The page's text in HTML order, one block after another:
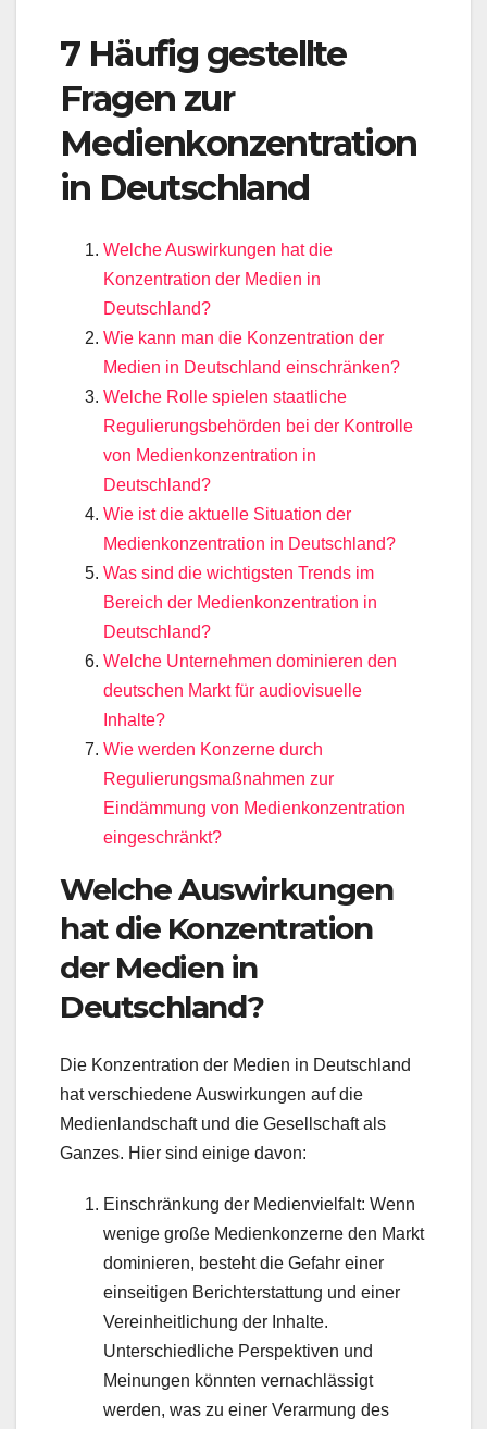
7 Häufig gestellte
Fragen zur
Medienkonzentration
in Deutschland
Welche Auswirkungen hat die
Konzentration der Medien in
Deutschland?
Wie kann man die Konzentration der
Medien in Deutschland einschränken?
Welche Rolle spielen staatliche
Regulierungsbehörden bei der Kontrolle
von Medienkonzentration in
Deutschland?
Wie ist die aktuelle Situation der
Medienkonzentration in Deutschland?
Was sind die wichtigsten Trends im
Bereich der Medienkonzentration in
Deutschland?
Welche Unternehmen dominieren den
deutschen Markt für audiovisuelle
Inhalte?
Wie werden Konzerne durch
Regulierungsmaßnahmen zur
Eindämmung von Medienkonzentration
eingeschränkt?
Welche Auswirkungen
hat die Konzentration
der Medien in
Deutschland?
Die Konzentration der Medien in Deutschland
hat verschiedene Auswirkungen auf die
Medienlandschaft und die Gesellschaft als
Ganzes. Hier sind einige davon:
Einschränkung der Medienvielfalt: Wenn
wenige große Medienkonzerne den Markt
dominieren, besteht die Gefahr einer
einseitigen Berichterstattung und einer
Vereinheitlichung der Inhalte.
Unterschiedliche Perspektiven und
Meinungen könnten vernachlässigt
werden, was zu einer Verarmung des